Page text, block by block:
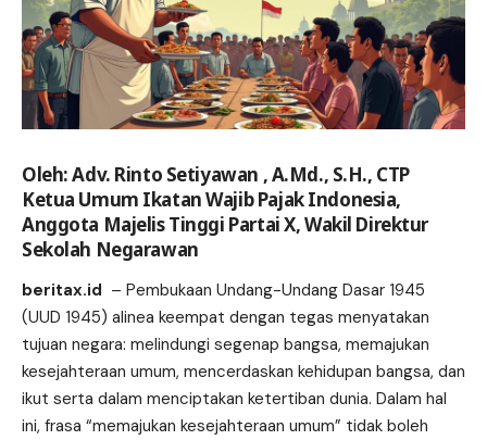
Oleh: Adv. Rinto Setiyawan , A.Md., S.H., CTP
Ketua Umum Ikatan Wajib Pajak Indonesia,
Anggota Majelis Tinggi Partai X, Wakil Direktur
Sekolah Negarawan
beritax.id – Pembukaan Undang-Undang Dasar 1945
(UUD 1945) alinea keempat dengan tegas menyatakan
tujuan negara: melindungi segenap bangsa, memajukan
kesejahteraan umum, mencerdaskan kehidupan bangsa, dan
ikut serta dalam menciptakan ketertiban dunia. Dalam hal
ini, frasa “memajukan kesejahteraan umum” tidak boleh